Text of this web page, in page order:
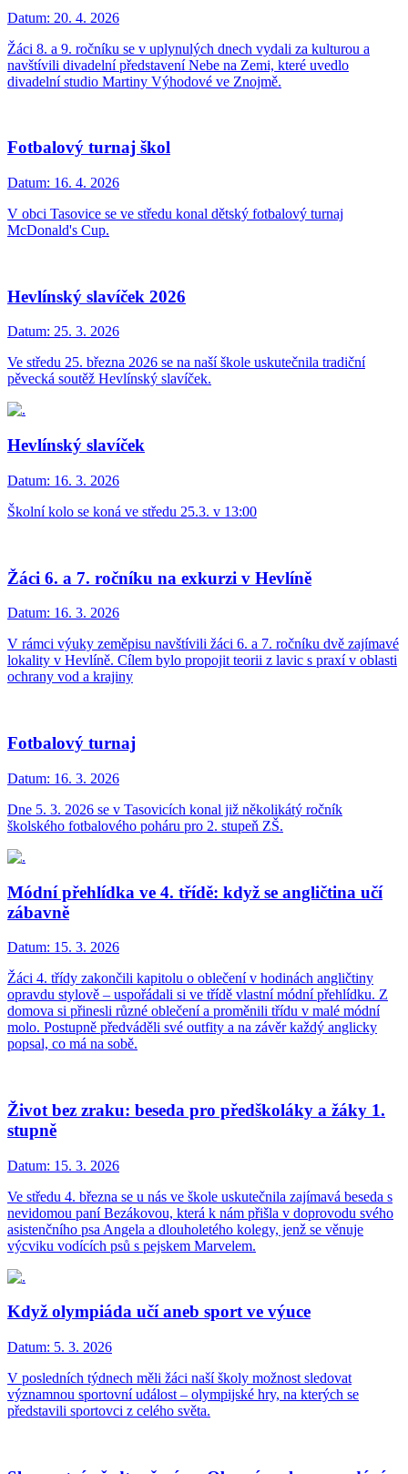
Datum: 20. 4. 2026
Žáci 8. a 9. ročníku se v uplynulých dnech vydali za kulturou a
navštívili divadelní představení Nebe na Zemi, které uvedlo
divadelní studio Martiny Výhodové ve Znojmě.
Fotbalový turnaj škol
Datum: 16. 4. 2026
V obci Tasovice se ve středu konal dětský fotbalový turnaj
McDonald's Cup.
Hevlínský slavíček 2026
Datum: 25. 3. 2026
Ve středu 25. března 2026 se na naší škole uskutečnila tradiční
pěvecká soutěž Hevlínský slavíček.
Hevlínský slavíček
Datum: 16. 3. 2026
Školní kolo se koná ve středu 25.3. v 13:00
Žáci 6. a 7. ročníku na exkurzi v Hevlíně
Datum: 16. 3. 2026
V rámci výuky zeměpisu navštívili žáci 6. a 7. ročníku dvě zajímavé
lokality v Hevlíně. Cílem bylo propojit teorii z lavic s praxí v oblasti
ochrany vod a krajiny
Fotbalový turnaj
Datum: 16. 3. 2026
Dne 5. 3. 2026 se v Tasovicích konal již několikátý ročník
školského fotbalového poháru pro 2. stupeň ZŠ.
Módní přehlídka ve 4. třídě: když se angličtina učí
zábavně
Datum: 15. 3. 2026
Žáci 4. třídy zakončili kapitolu o oblečení v hodinách angličtiny
opravdu stylově – uspořádali si ve třídě vlastní módní přehlídku. Z
domova si přinesli různé oblečení a proměnili třídu v malé módní
molo. Postupně předváděli své outfity a na závěr každý anglicky
popsal, co má na sobě.
Život bez zraku: beseda pro předškoláky a žáky 1.
stupně
Datum: 15. 3. 2026
Ve středu 4. března se u nás ve škole uskutečnila zajímavá beseda s
nevidomou paní Bezákovou, která k nám přišla v doprovodu svého
asistenčního psa Angela a dlouholetého kolegy, jenž se věnuje
výcviku vodících psů s pejskem Marvelem.
Když olympiáda učí aneb sport ve výuce
Datum: 5. 3. 2026
V posledních týdnech měli žáci naší školy možnost sledovat
významnou sportovní událost – olympijské hry, na kterých se
představili sportovci z celého světa.